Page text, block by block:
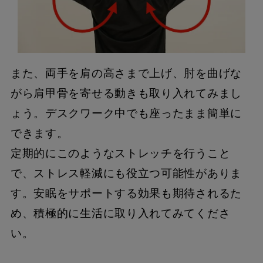
また、両手を肩の高さまで上げ、肘を曲げな
がら肩甲骨を寄せる動きも取り入れてみまし
ょう。デスクワーク中でも座ったまま簡単に
できます。
定期的にこのようなストレッチを行うこと
で、ストレス軽減にも役立つ可能性がありま
す。安眠をサポートする効果も期待されるた
め、積極的に生活に取り入れてみてくださ
い。